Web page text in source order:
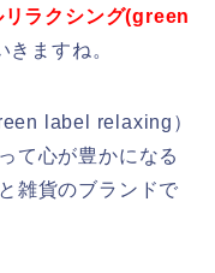
ラクシング(green
きますね。
label relaxing）
て心が豊かになる
雑貨のブランドで